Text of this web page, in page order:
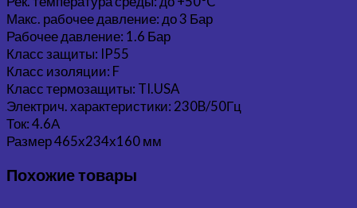
Макс. рабочее давление: до 3 Бар
Рабочее давление: 1.6 Бар
Класс защиты: IP55
Класс изоляции: F
Класс термозащиты: TI.USA
Электрич. характеристики: 230B/50Гц
Ток: 4.6А
Размер 465х234х160 мм
Похожие товары